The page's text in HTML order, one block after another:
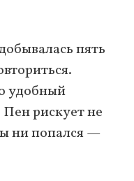
пять
удобный
рискует не
ни попался —